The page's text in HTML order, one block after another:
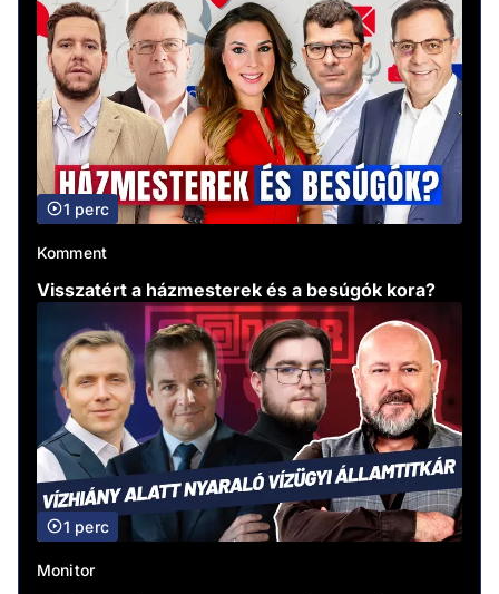
1 perc
Komment
Visszatért a házmesterek és a besúgók kora?
1 perc
Monitor